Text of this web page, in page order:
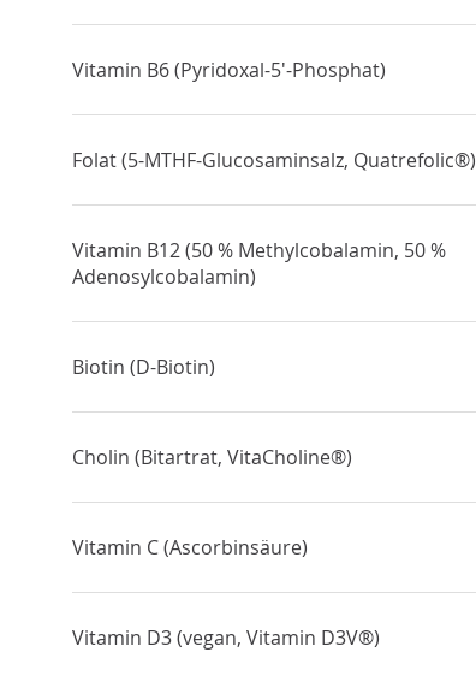
Vitamin B6 (Pyridoxal-5'-Phosphat)
Folat (5-MTHF-Glucosaminsalz, Quatrefolic®)
Vitamin B12 (50 % Methylcobalamin, 50 %
Adenosylcobalamin)
Biotin (D-Biotin)
Cholin (Bitartrat, VitaCholine®)
Vitamin C (Ascorbinsäure)
Vitamin D3 (vegan, Vitamin D3V®)